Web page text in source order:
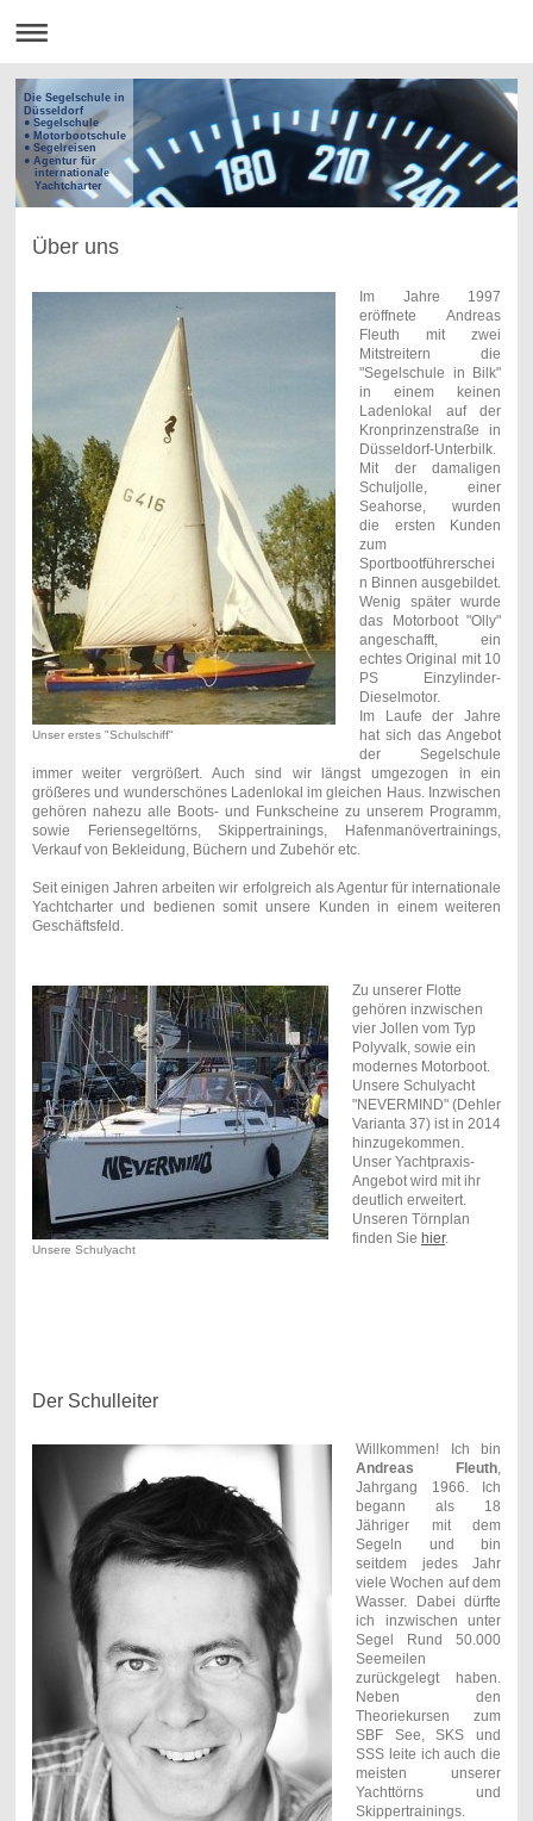
Die Segelschule in
Düsseldorf
● Segelschule
● Motorbootschule
● Segelreisen
● Agentur für
internationale
Yachtcharter
Über uns
Unser erstes "Schulschiff"
Im Jahre 1997
eröffnete Andreas
Fleuth mit zwei
Mitstreitern die
"Segelschule in Bilk"
in einem keinen
Ladenlokal auf der
Kronprinzenstraße in
Düsseldorf-Unterbilk.
Mit der damaligen
Schuljolle, einer
Seahorse, wurden
die ersten Kunden
zum
Sportbootführerschei
n Binnen ausgebildet.
Wenig später wurde
das Motorboot "Olly"
angeschafft, ein
echtes Original mit 10
PS Einzylinder-
Dieselmotor.
Im Laufe der Jahre
hat sich das Angebot
der Segelschule
immer weiter vergrößert. Auch sind wir längst umgezogen in ein
größeres und wunderschönes Ladenlokal im gleichen Haus. Inzwischen
gehören nahezu alle Boots- und Funkscheine zu unserem Programm,
sowie Feriensegeltörns, Skippertrainings, Hafenmanövertrainings,
Verkauf von Bekleidung, Büchern und Zubehör etc.
Seit einigen Jahren arbeiten wir erfolgreich als Agentur für internationale
Yachtcharter und bedienen somit unsere Kunden in einem weiteren
Geschäftsfeld.
Unsere Schulyacht
Zu unserer Flotte
gehören inzwischen
vier Jollen vom Typ
Polyvalk, sowie ein
modernes Motorboot.
Unsere Schulyacht
"NEVERMIND" (Dehler
Varianta 37) ist in 2014
hinzugekommen.
Unser Yachtpraxis-
Angebot wird mit ihr
deutlich erweitert.
Unseren Törnplan
finden Sie hier.
Der Schulleiter
Willkommen! Ich bin
Andreas Fleuth
Jahrgang 1966. Ich
begann als 18
Jähriger mit dem
Segeln und bin
seitdem jedes Jahr
viele Wochen auf dem
Wasser. Dabei dürfte
ich inzwischen unter
Segel Rund 50.000
Seemeilen
zurückgelegt haben.
Neben den
Theoriekursen zum
SBF See, SKS und
SSS leite ich auch die
meisten unserer
Yachttörns und
Skippertrainings.